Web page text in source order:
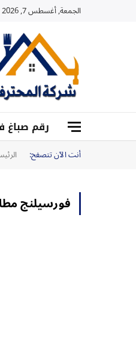
الجمعة, أغسطس 7, 2026
رقم صباغ في دبي 24 ساعة : الشارقة :
أنت الآن تتصفح:
فورسيلنج